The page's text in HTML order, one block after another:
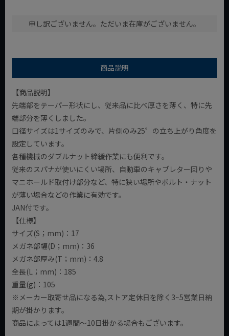
申し訳ございません。ただいま在庫がございません。
商品説明
【商品説明】
先端部をテーパー形状にし、従来品に比べ厚さを薄く、特に先
端部分を薄くしました。
口径サイズは1サイズのみで、片側のみ25゜の立ち上がり角度を
設定しています。
各種機械のダブルナット締緩作業にも便利です。
従来のスパナが使いにくい場所、自動車のキャブレター回りや
マニホールド取付け部分など、特に狭い場所やボルト・ナット
が薄い場合などの作業に有効です。
JAN付です。
【仕様】
サイズ(S；mm)：17
メガネ部幅(D；mm)：36
メガネ部厚み(T；mm)：4.8
全長(L；mm)：185
重量(g)：105
※メーカー取寄せ品になる為,ストア定休日を除く3~5営業日納
期が掛かります。
商品によっては1週間～10日掛かる場合もございます。